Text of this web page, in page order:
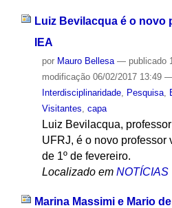
Luiz Bevilacqua é o novo
IEA
por Mauro Bellesa — publicado
modificação06/02/2017 13:49 —
Interdisciplinaridade, Pesquisa,
Visitantes capa
Luiz Bevilacqua,
UFRJ, é o novo professor
de 1º de fevereiro.
Localizado em NOTÍCIAS
Marina Massimi e Mario